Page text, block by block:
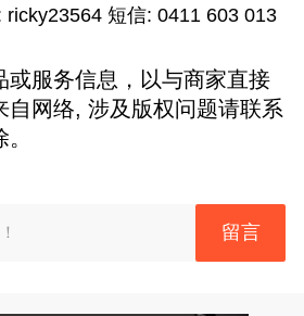
短信: 0411 603 013
或服务信息，以与商家直接
自网络, 涉及版权问题请联系
留言